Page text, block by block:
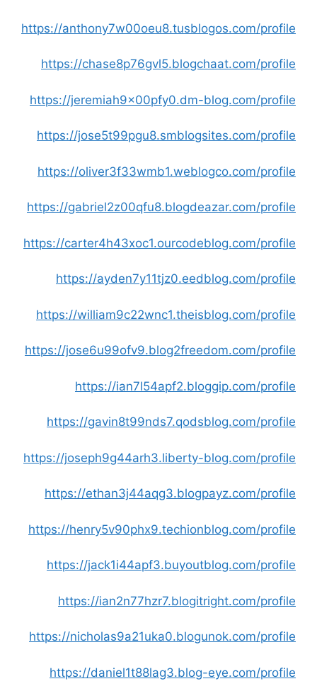
https://anthony7w00oeu8.tusblogos.com/profile
https://chase8p76gvl5.blogchaat.com/profile
https://jeremiah9x00pfy0.dm-blog.com/profile
https://jose5t99pgu8.smblogsites.com/profile
https://oliver3f33wmb1.weblogco.com/profile
https://gabriel2z00qfu8.blogdeazar.com/profile
https://carter4h43xoc1.ourcodeblog.com/profile
https://ayden7y11tjz0.eedblog.com/profile
https://william9c22wnc1.theisblog.com/profile
https://jose6u99ofv9.blog2freedom.com/profile
https://ian7l54apf2.bloggip.com/profile
https://gavin8t99nds7.qodsblog.com/profile
https://joseph9g44arh3.liberty-blog.com/profile
https://ethan3j44aqg3.blogpayz.com/profile
https://henry5v90phx9.techionblog.com/profile
https://jack1i44apf3.buyoutblog.com/profile
https://ian2n77hzr7.blogitright.com/profile
https://nicholas9a21uka0.blogunok.com/profile
https://daniel1t88lag3.blog-eye.com/profile